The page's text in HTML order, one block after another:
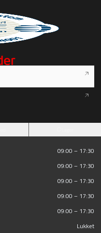
09:00 – 17:30
09:00 – 17:30
09:00 – 17:30
09:00 – 17:30
09:00 – 17:30
Lukket